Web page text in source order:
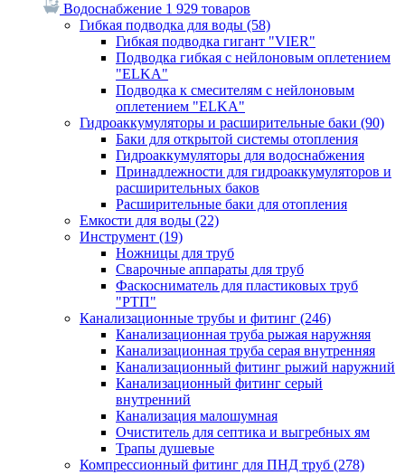
Водоснабжение 1 929 товаров
Гибкая подводка для воды (58)
Гибкая подводка гигант "VIER"
Подводка гибкая с нейлоновым оплетением
"ELKA"
Подводка к смесителям с нейлоновым
оплетением "ELKA"
Гидроаккумуляторы и расширительные баки (90)
Баки для открытой системы отопления
Гидроаккумуляторы для водоснабжения
Принадлежности для гидроаккумуляторов и
расширительных баков
Расширительные баки для отопления
Емкости для воды (22)
Инструмент (19)
Ножницы для труб
Сварочные аппараты для труб
Фаскосниматель для пластиковых труб
"РТП"
Канализационные трубы и фитинг (246)
Канализационная труба рыжая наружняя
Канализационная труба серая внутренняя
Канализационный фитинг рыжий наружний
Канализационный фитинг серый
внутренний
Канализация малошумная
Очиститель для септика и выгребных ям
Трапы душевые
Компрессионный фитинг для ПНД труб (278)